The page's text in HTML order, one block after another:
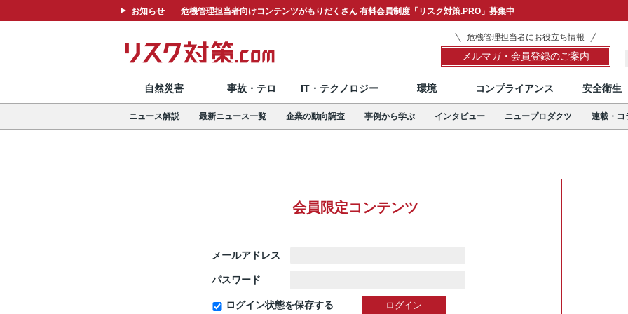
お知らせ 危機管理担当者向けコンテンツがもりだくさん 有料会員制度「リスク対策.PRO」募集中
危機管理担当者にお役立ち情報
メルマガ・会員登録のご案内
自然災害 事故・テロ IT・テクノロジー 環境 コンプライアンス 安全衛生
ニュース解説 最新ニュース一覧 企業の動向調査 事例から学ぶ インタビュー ニュープロダクツ 連載・コ
会員限定コンテンツ
メールアドレス
パスワード
ログイン状態を保存する